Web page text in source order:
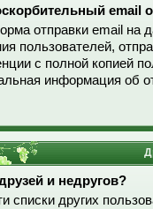
email
отправки email на
пользователей,
с полной копией
информация об
и недругов?
списки других